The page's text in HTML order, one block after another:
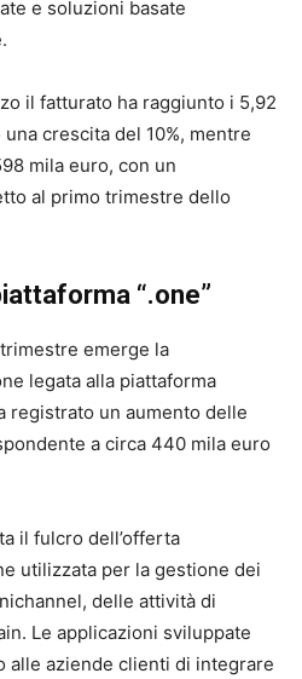
e soluzioni basate
il fatturato ha raggiunto i 5,92
crescita del 10%, mentre
mila euro, con un
al primo trimestre dello
“.one”
emerge la
legata alla piattaforma
registrato un aumento delle
a circa 440 mila euro
il fulcro dell’offerta
utilizzata per la gestione dei
delle attività di
Le applicazioni sviluppate
alle aziende clienti di integrare